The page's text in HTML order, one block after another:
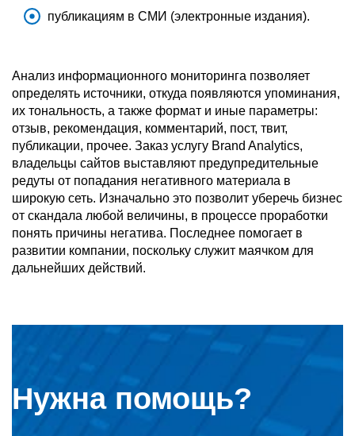
публикациям в СМИ (электронные издания).
Анализ информационного мониторинга позволяет
определять источники, откуда появляются упоминания,
их тональность, а также формат и иные параметры:
отзыв, рекомендация, комментарий, пост, твит,
публикации, прочее. Заказ услугу Brand Analytics,
владельцы сайтов выставляют предупредительные
редуты от попадания негативного материала в
широкую сеть. Изначально это позволит уберечь бизнес
от скандала любой величины, в процессе проработки
понять причины негатива. Последнее помогает в
развитии компании, поскольку служит маячком для
дальнейших действий.
Нужна помощь?